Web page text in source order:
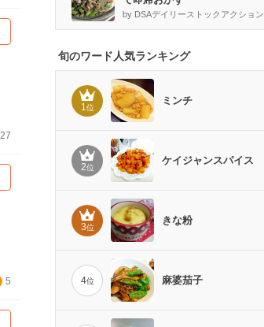
27
5
by DSAデイリーストックアクション
旬のワード人気ランキング
1位
ミンチ
2位
ケイジャンスパイス
3位
きな粉
4位 麻婆茄子